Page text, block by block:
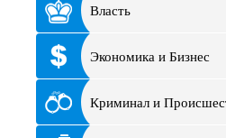
Власть
Экономика и Бизнес
Криминал и